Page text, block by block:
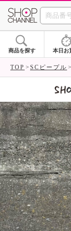
商品を探す 本日お
TOP SCピープル